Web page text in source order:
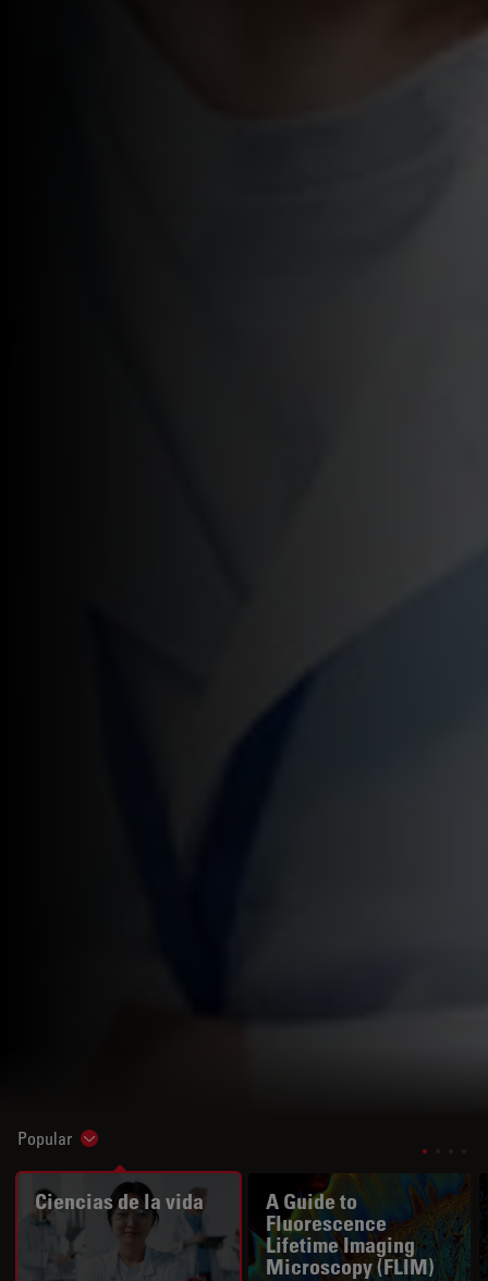
Popular Show subnavigation
Ciencias de la vida
A Guide to
Fluorescence
Lifetime Imaging
Microscopy (FLIM)